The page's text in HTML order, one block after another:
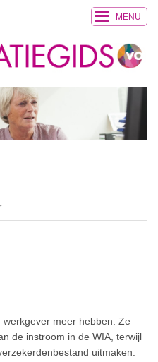
MENU
werkgever meer hebben. Ze
de instroom in de WIA, terwijl
uitmaken.